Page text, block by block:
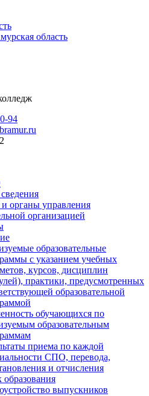
область
94
органы управления
организацией
образовательные
с указанием учебных
курсов, дисциплин
практики, предусмотренных
образовательной
обучающихся по
образовательным
приема по каждой
СПО, перевода,
и отчисления
образования
выпускников